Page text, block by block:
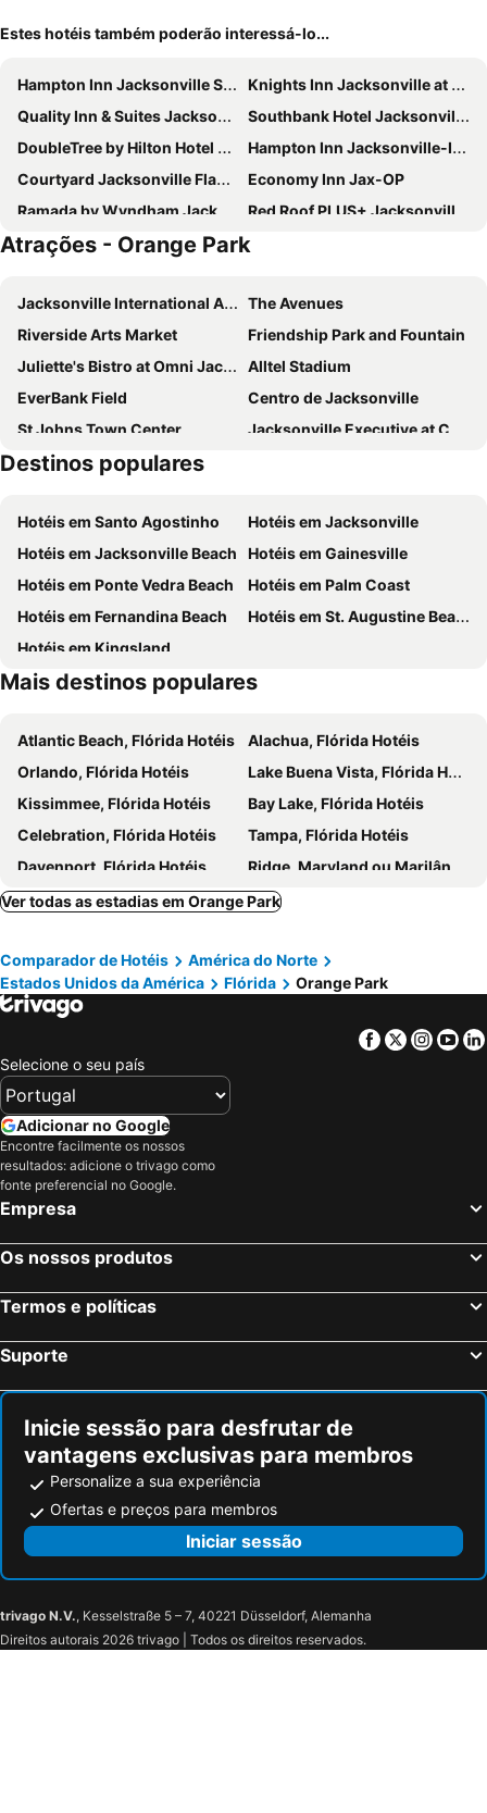
Estes hotéis também poderão interessá-lo...
Hampton Inn Jacksonville South/I-95 at JTB
Knights Inn Jacksonville at Dix Ellis Trail
Quality Inn & Suites Jacksonville-Baymeadows
Southbank Hotel Jacksonville Riverwalk
DoubleTree by Hilton Hotel Jacksonville Riverfront
Hampton Inn Jacksonville-I-295 East/Baymeadows
Courtyard Jacksonville Flagler Center
Economy Inn Jax-OP
Ramada by Wyndham Jacksonville Hotel & Conference Center
Red Roof PLUS+ Jacksonville – Southpoint
Studio 6 Jacksonville - Baymeadows
Days Inn Jacksonville Baymeadows
Holiday Inn Express Jacksonville South Bartram Prk By Ihg
Hyatt Place Jacksonville St. Johns Town Center
Atrações - Orange Park
Jacksonville International Airport
The Avenues
Riverside Arts Market
Friendship Park and Fountain
Juliette's Bistro at Omni Jacksonville Hotel
Alltel Stadium
EverBank Field
Centro de Jacksonville
St Johns Town Center
Jacksonville Executive at Craig Airport
Colonial Spanish Quarter
Castillo de San Marcos National Monument
Destinos populares
Hotéis em Santo Agostinho
Hotéis em Jacksonville
Hotéis em Jacksonville Beach
Hotéis em Gainesville
Hotéis em Ponte Vedra Beach
Hotéis em Palm Coast
Hotéis em Fernandina Beach
Hotéis em St. Augustine Beach
Hotéis em Kingsland
Mais destinos populares
Atlantic Beach, Flórida Hotéis
Alachua, Flórida Hotéis
Orlando, Flórida Hotéis
Lake Buena Vista, Flórida Hotéis
Kissimmee, Flórida Hotéis
Bay Lake, Flórida Hotéis
Celebration, Flórida Hotéis
Tampa, Flórida Hotéis
Davenport, Flórida Hotéis
Ridge, Maryland ou Marilândia Hotéis
Winter Haven, Flórida Hotéis
Nova Iorque, Nova York Hotéis
Las Vegas, Nevada Hotéis
Los Angeles, Califórnia Hotéis
Chicago, Ilinóis Hotéis
Boston, Massachusetts Hotéis
Ver todas as estadias em Orange Park
Comparador de Hotéis
América do Norte
Estados Unidos da América
Flórida Orange Park
Facebook
Twitter
Selecione o seu país
Adicionar no Google
Encontre facilmente os nossos
resultados: adicione o trivago como
fonte preferencial no Google.
Empresa
Os nossos produtos
Termos e políticas
Suporte
Inicie sessão para desfrutar de
vantagens exclusivas para membros
Personalize a sua experiência
Ofertas e preços para membros
Iniciar sessão
trivago N.V., Kesselstraße 5 – 7, 40221 Düsseldorf, Alemanha
Direitos autorais 2026 trivago | Todos os direitos reservados.